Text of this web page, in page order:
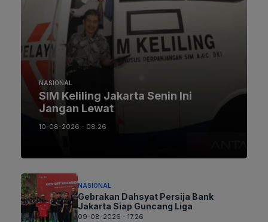
NASIONAL
SIM Keliling Jakarta Senin Ini
Jangan Lewat
10-08-2026 - 08.26
NASIONAL
Gebrakan Dahsyat Persija Bank
Jakarta Siap Guncang Liga
09-08-2026 - 17.26